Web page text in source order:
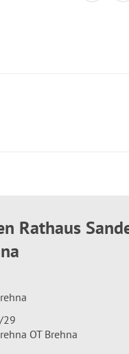
Rathaus
29
OT Brehna